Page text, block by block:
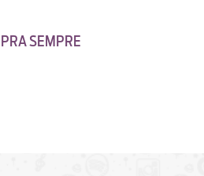
SEMPRE